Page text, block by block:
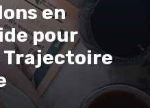
en
pour
Trajectoire